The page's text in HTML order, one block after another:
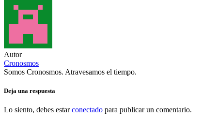
Autor
Cronosmos
Somos Cronosmos. Atravesamos el tiempo.
Deja una respuesta
Lo siento, debes estarconectado para publicar un comentario.